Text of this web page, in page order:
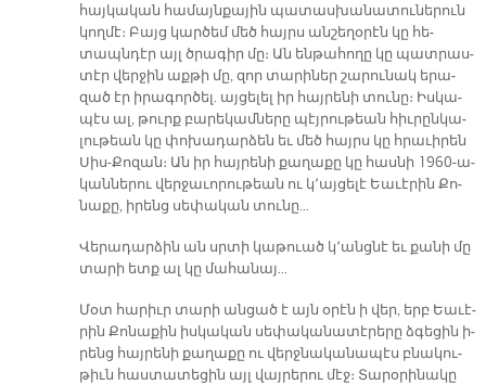
հայ­կա­կան հա­մայն­քա­յին պա­տաս­խա­նա­տու­նե­րուն
կող­մէ։ Բայց կար­ծեմ մեծ հայրս ան­շե­ղօ­րէն կը հե­
տապն­դէր այլ ծրա­գիր մը։ Ան են­թա­հո­ղը կը պատ­րաս­
տէր վեր­ջին աք­թի մը, զոր տա­րի­ներ շա­րու­նակ ե­րա­
զած էր ի­րա­գոր­ծել. այ­ցե­լել իր հայ­րե­նի տու­նը։ Իս­կա­
պէս ալ, թուրք բա­րե­կամ­նե­րը պէյ­րու­թեան հիւ­րըն­կա­
լու­թեան կը փո­խա­դար­ձեն եւ մեծ հայրս կը հրա­ւի­րեն
Սիս-Քո­զան։ Ան իր հայ­րե­նի քա­ղա­քը կը հաս­նի 1960-ա­
կան­նե­րու վեր­ջա­ւո­րու­թեան ու կ՚այ­ցե­լէ Եա­ւէ­րին Քո­
նա­քը, ի­րենց սե­փա­կան տու­նը…
Վե­րա­դար­ձին ան սրտի կա­թուած կ՚անցնէ եւ քա­նի մը
տա­րի ետք ալ կը մա­հա­նայ…
Մօտ հա­րիւր տա­րի ան­ցած է այն օ­րէն ի վեր, երբ Եա­ւէ­
րին Քո­նա­քին իս­կա­կան սե­փա­կա­նա­տէ­րե­րը ձգե­ցին ի­
րենց հայ­րե­նի քա­ղա­քը ու վերջ­նա­կա­նա­պէս բնա­կու­
թիւն հաս­տա­տե­ցին այլ վայ­րե­րու մէջ։ Տա­րօ­րի­նա­կը